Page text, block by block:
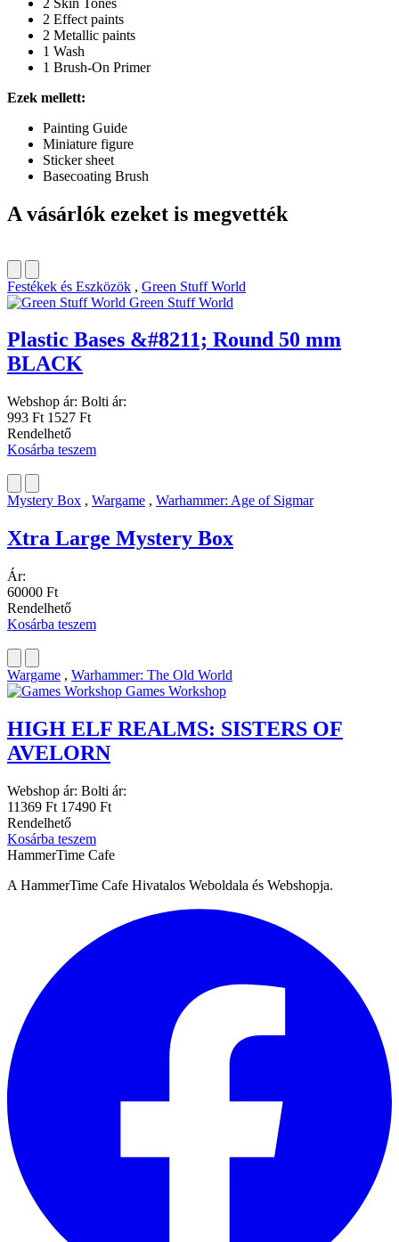
2 Effect paints
2 Metallic paints
1 Wash
1 Brush-On Primer
Ezek mellett:
Painting Guide
Miniature figure
Sticker sheet
Basecoating Brush
A vásárlók ezeket is megvették
Festékek és Eszközök , Green Stuff World
Green Stuff World
Plastic Bases &#8211; Round 50 mm
BLACK
Webshop ár: Bolti ár:
993 Ft 1527 Ft
Rendelhető
Kosárba teszem
Mystery Box , Wargame , Warhammer: Age of Sigmar
Xtra Large Mystery Box
Ár:
60000 Ft
Rendelhető
Kosárba teszem
Wargame , Warhammer: The Old World
Games Workshop
HIGH ELF REALMS: SISTERS OF
AVELORN
Webshop ár: Bolti ár:
11369 Ft 17490 Ft
Rendelhető
Kosárba teszem
HammerTime Cafe
A HammerTime Cafe Hivatalos Weboldala és Webshopja.